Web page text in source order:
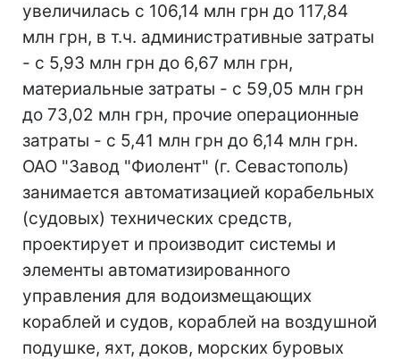
увеличилась с 106,14 млн грн до 117,84
млн грн, в т.ч. административные затраты
- с 5,93 млн грн до 6,67 млн грн,
материальные затраты - с 59,05 млн грн
до 73,02 млн грн, прочие операционные
затраты - с 5,41 млн грн до 6,14 млн грн.
ОАО "Завод "Фиолент" (г. Севастополь)
занимается автоматизацией корабельных
(судовых) технических средств,
проектирует и производит системы и
элементы автоматизированного
управления для водоизмещающих
кораблей и судов, кораблей на воздушной
подушке, яхт, доков, морских буровых